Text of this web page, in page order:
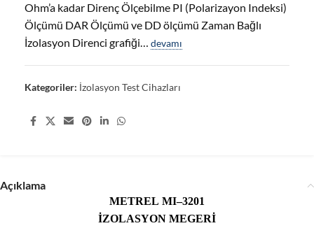
Ohm’a kadar Direnç Ölçebilme PI (Polarizayon Indeksi)
Ölçümü DAR Ölçümü ve DD ölçümü Zaman Bağlı
İzolasyon Direnci grafiği… devamı
Kategoriler: İzolasyon Test Cihazları
Share:
Açıklama
METREL MI–3201
İZOLASYON MEGERİ